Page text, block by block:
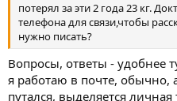
потерял за эти 2 года 23 кг.
телефона для связи,чтобы
нужно писать?
Вопросы, ответы - удобнее
я работаю в почте, обычно,
путался, выделяется